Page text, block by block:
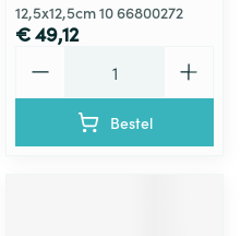
12,5x12,5cm 10 66800272
€ 49,12
Bestel